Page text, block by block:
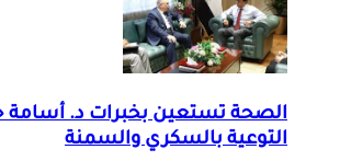
الصحة تستعين بخبرات د.
التوعية بالسكري والسمنة